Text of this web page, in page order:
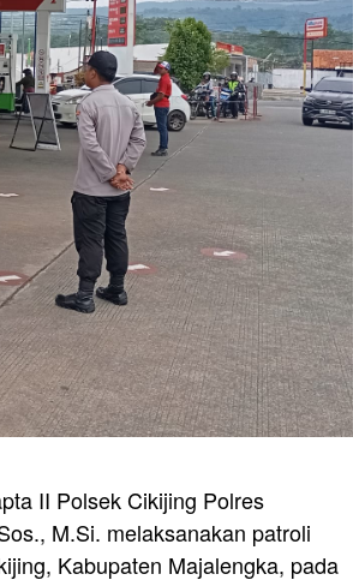
II Polsek Cikijing Polres
M.Si. melaksanakan patroli
Kabupaten Majalengka, pada